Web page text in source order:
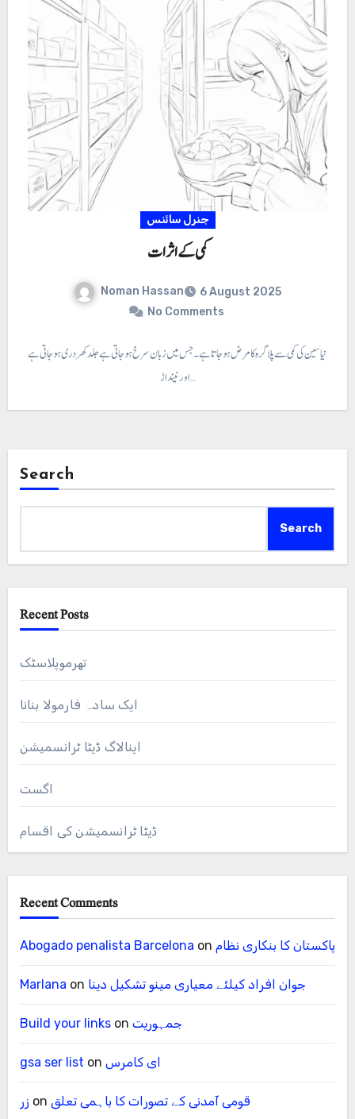
جنرل سائنس
کمی کے اثرات
Noman Hassan
6 August 2025
No Comments
⇐ نیاسین کی کمی سے پلا گرہ کا مرض ہو جاتا ہے۔ جس میں زبان سرخ ہو جاتی ہے جلد کھردری ہو جاتی ہے
اور نیند اڑ…
Search
Search
Recent Posts
تھرموپلاسٹک
ایک سادہ فارمولا بنانا
اینالاگ ڈیٹا ٹرانسمیشن
اگست
ڈیٹا ٹرانسمیشن کی اقسام
Recent Comments
Abogado penalista Barcelona on پاکستان کا بنکاری نظام
Marlana on جوان افراد کیلئے معیاری مینو تشکیل دینا
Build your linkson جمہوریت
gsa ser list on ای کامرس
زر on قومی آمدنی کے تصورات کا باہمی تعلق